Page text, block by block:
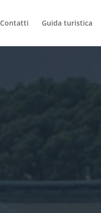
Contatti Guida turistica